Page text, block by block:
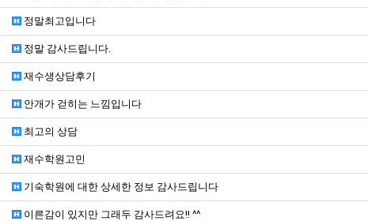
정말최고입니다
정말 감사드립니다.
재수생상담후기
안개가 걷히는 느낌입니다
최고의 상담
재수학원고민
기숙학원에 대한 상세한 정보 감사드립니다
이른감이 있지만 그래두 감사드려요!! ^^